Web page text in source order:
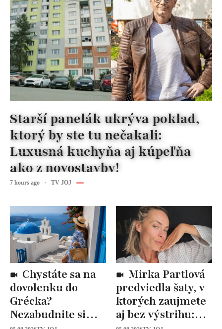
Starší panelák ukrýva poklad,
ktorý by ste tu nečakali:
Luxusná kuchyňa aj kúpeľňa
ako z novostavby!
7 hours ago TV JOJ
dovolenku do
Grécka?
Nezabudnite si
predviedla šaty, v
ktorých zaujmete
aj bez výstrihu: